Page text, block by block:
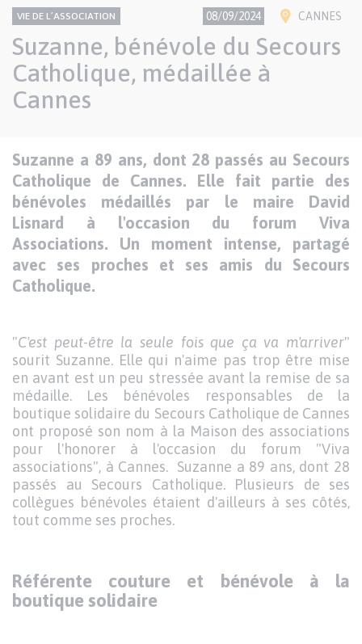
CONTENU
NATIONAL
Thème
VIE DE L’ASSOCIATION 08/09/2024 Ville(s)
CANNES
Suzanne, bénévole du Secours
Catholique, médaillée à
Cannes
Paragraphes
de
contenu
Texte
Suzanne a 89 ans, dont 28 passés au Secours
Catholique de Cannes. Elle fait partie des
bénévoles médaillés par le maire David
Lisnard à l'occasion du forum Viva
Associations. Un moment intense, partagé
avec ses proches et ses amis du Secours
Catholique.
"C'est peut-être la seule fois que ça va m'arriver"
sourit Suzanne. Elle qui n'aime pas trop être mise
en avant est un peu stressée avant la remise de sa
médaille. Les bénévoles responsables de la
boutique solidaire du Secours Catholique de Cannes
ont proposé son nom à la Maison des associations
pour l'honorer à l'occasion du forum "Viva
associations", à Cannes. Suzanne a 89 ans, dont 28
passés au Secours Catholique. Plusieurs de ses
collègues bénévoles étaient d'ailleurs à ses côtés,
tout comme ses proches.
Référente couture et bénévole à la
boutique solidaire